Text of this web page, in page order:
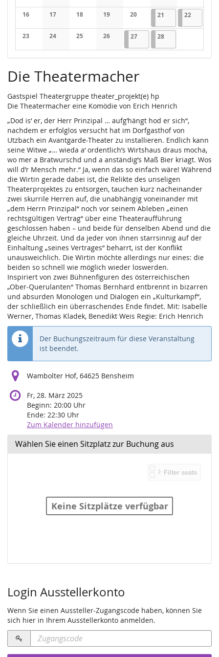
Keine Veranstaltungen
Keine Veranstaltungen
Keine Veranstaltungen
Keine Veranstaltungen
Keine Veranstaltungen
Keine Keine
16
Keine Veranstaltungen
17
Keine Veranstaltungen
18
Keine Veranstaltungen
19
Keine Veranstaltungen
20
Keine Veranstaltungen
21 21.02.2026
1 Veranstaltung
221
23
Keine Veranstaltungen
24
Keine Veranstaltungen
25
Keine Veranstaltungen
26
Keine Veranstaltungen
2727.02.2026
1 Veranstaltung
2828.02.2026
1 Veranstaltung
Die Theatermacher
Gastspiel Theatergruppe theater_projekt(e) hp
Die Theatermacher eine Komödie von Erich Henrich
„Dod is‘ er, der Herr Prinzipal … aufg’hängt hod er sich“,
nachdem er erfolglos versucht hat im Dorfgasthof von
Utzbach ein Avantgarde-Theater zu installieren. Endlich kann
seine Witwe „… wieda a‘ ordentlich’s Wirtshaus draus mocha,
wo mer a Bratwurschd und a anständig’s Maß Bier kriagt. Wos
will d’r Mensch mehr.“ Ja, wenn das so einfach wäre! Während
die Wirtin gerade dabei ist, die Relikte des unseligen
Theaterprojektes zu entsorgen, tauchen kurz nacheinander
zwei skurrile Herren auf, die unabhängig voneinander mit
„dem Herrn Prinzipal“ noch vor seinem Ableben „einen
rechtsgültigen Vertrag“ über eine Theateraufführung
geschlossen haben – und beide für denselben Abend und die
gleiche Uhrzeit. Und da jeder von ihnen starrsinnig auf der
Einhaltung „seines Vertrages“ beharrt, ist der Konflikt
unausweichlich. Die Wirtin möchte allerdings nur eines: die
beiden so schnell wie möglich wieder loswerden.
Inspiriert von zwei Bühnenfiguren des österreichischen
„Ober-Querulanten“ Thomas Bernhard entbrennt in bizarren
und absurden Monologen und Dialogen ein „Kulturkampf“,
der schließlich ein überraschendes Ende findet. Mit: Isabelle
Werner, Thomas Kladek, Benedikt Weis Regie: Erich Henrich
Der Buchungszeitraum für diese Veranstaltung
ist beendet.
Wambolter Hof, 64625 Bensheim
Fr, 28. März 2025
Beginn: 20:00 Uhr
Ende: 22:30 Uhr
Zum Kalender hinzufügen
Wählen Sie einen Sitzplatz zur Buchung aus
Keine Sitzplätze verfügbar
Login Ausstellerkonto
Wenn Sie einen Aussteller-Zugangscode haben, können Sie
sich hier in Ihrem Ausstellerkonto anmelden.
Zugangscode
erforderlich